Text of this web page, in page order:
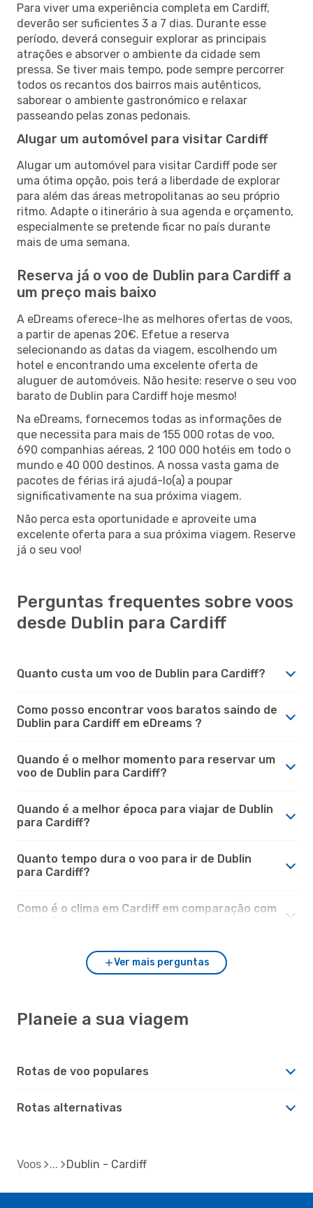
Para viver uma experiência completa em Cardiff,
deverão ser suficientes 3 a 7 dias. Durante esse
período, deverá conseguir explorar as principais
atrações e absorver o ambiente da cidade sem
pressa. Se tiver mais tempo, pode sempre percorrer
todos os recantos dos bairros mais autênticos,
saborear o ambiente gastronómico e relaxar
passeando pelas zonas pedonais.
Alugar um automóvel para visitar Cardiff
Alugar um automóvel para visitar Cardiff pode ser
uma ótima opção, pois terá a liberdade de explorar
para além das áreas metropolitanas ao seu próprio
ritmo. Adapte o itinerário à sua agenda e orçamento,
especialmente se pretende ficar no país durante
mais de uma semana.
Reserva já o voo de Dublin para Cardiff a
um preço mais baixo
A eDreams oferece-lhe as melhores ofertas de voos,
a partir de apenas 20€. Efetue a reserva
selecionando as datas da viagem, escolhendo um
hotel e encontrando uma excelente oferta de
aluguer de automóveis. Não hesite: reserve o seu voo
barato de Dublin para Cardiff hoje mesmo!
Na eDreams, fornecemos todas as informações de
que necessita para mais de 155 000 rotas de voo,
690 companhias aéreas, 2 100 000 hotéis em todo o
mundo e 40 000 destinos. A nossa vasta gama de
pacotes de férias irá ajudá-lo(a) a poupar
significativamente na sua próxima viagem.
Não perca esta oportunidade e aproveite uma
excelente oferta para a sua próxima viagem. Reserve
já o seu voo!
Perguntas frequentes sobre voos
desde Dublin para Cardiff
Quanto custa um voo de Dublin para Cardiff?
Como posso encontrar voos baratos saindo de
Dublin para Cardiff em eDreams ?
Quando é o melhor momento para reservar um
voo de Dublin para Cardiff?
Quando é a melhor época para viajar de Dublin
para Cardiff?
Quanto tempo dura o voo para ir de Dublin
para Cardiff?
Como é o clima em Cardiff em comparação com
Ver mais perguntas
Planeie a sua viagem
Rotas de voo populares
Rotas alternativas
Voos Dublin - Cardiff